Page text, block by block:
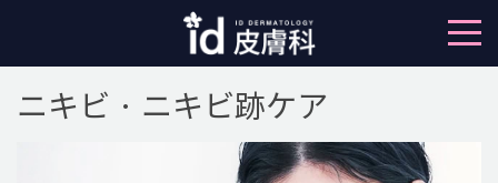
ニキビ · ニキビ跡ケア